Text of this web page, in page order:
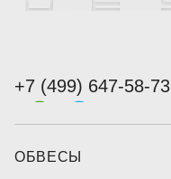
+7 (499) 647-58-73
ОБВЕСЫ